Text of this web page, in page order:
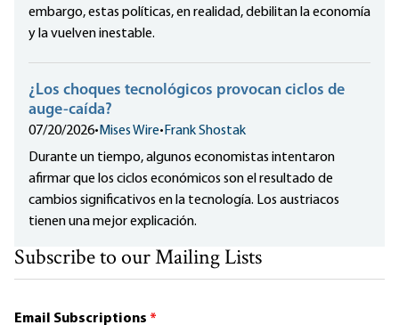
embargo, estas políticas, en realidad, debilitan la economía
y la vuelven inestable.
¿Los choques tecnológicos provocan ciclos de
auge-caída?
07/20/2026• Mises Wire• Frank Shostak
Durante un tiempo, algunos economistas intentaron
afirmar que los ciclos económicos son el resultado de
cambios significativos en la tecnología. Los austriacos
tienen una mejor explicación.
Subscribe to our Mailing Lists
Email Subscriptions *